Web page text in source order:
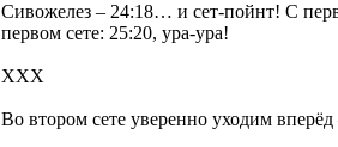
Сивожелез – 24:18… и сет-пойнт! С
первом сете: 25:20, ура-ура!
ХХХ
Во втором сете уверенно уходим